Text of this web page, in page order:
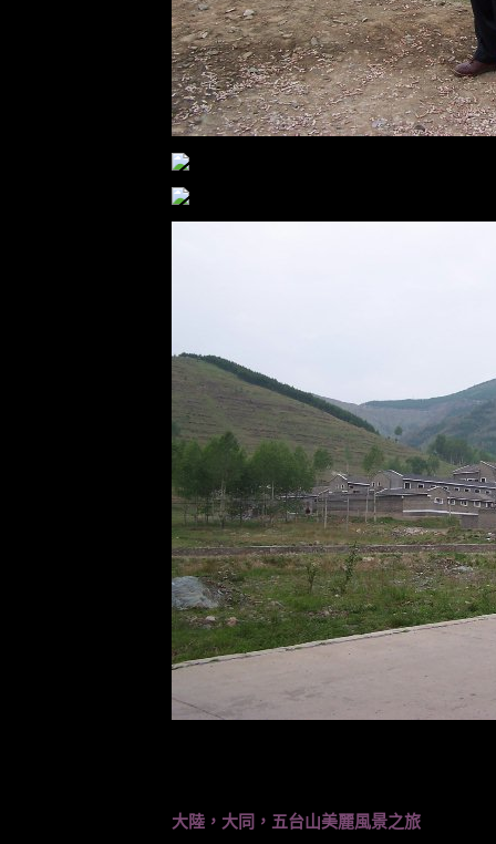
大陸，大同，五台山美麗風景之旅